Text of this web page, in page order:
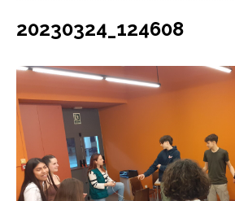
20230324_124608